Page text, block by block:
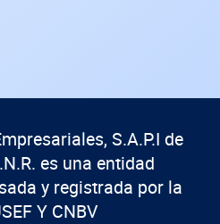
S.A.P.I de
es una entidad
y registrada por la
Y CNBV